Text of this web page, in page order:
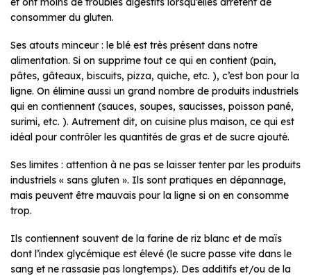
consommer du gluten.
Ses atouts minceur : le blé est très présent dans notre
alimentation. Si on supprime tout ce qui en contient (pain,
pâtes, gâteaux, biscuits, pizza, quiche, etc. ), c’est bon pour la
ligne. On élimine aussi un grand nombre de produits industriels
qui en contiennent (sauces, soupes, saucisses, poisson pané,
surimi, etc. ). Autrement dit, on cuisine plus maison, ce qui est
idéal pour contrôler les quantités de gras et de sucre ajouté.
Ses limites : attention à ne pas se laisser tenter par les produits
industriels « sans gluten ». Ils sont pratiques en dépannage,
mais peuvent être mauvais pour la ligne si on en consomme
trop.
Ils contiennent souvent de la farine de riz blanc et de maïs
dont l’index glycémique est élevé (le sucre passe vite dans le
sang et ne rassasie pas longtemps). Des additifs et/ou de la